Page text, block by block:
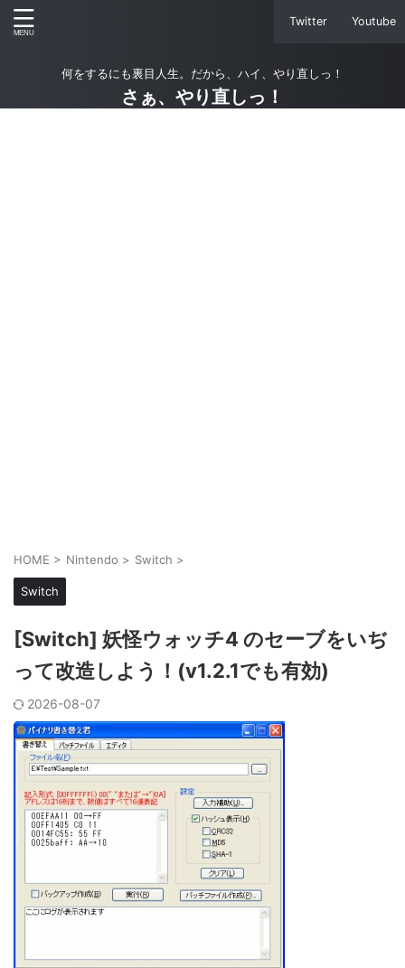
Twitter Youtube
何をするにも裏目人生。だから、ハイ、やり直しっ！
さぁ、やり直しっ！
HOME > Nintendo > Switch >
Switch
[Switch] 妖怪ウォッチ4 のセーブをいぢ
って改造しよう！(v1.2.1でも有効)
2026-08-07